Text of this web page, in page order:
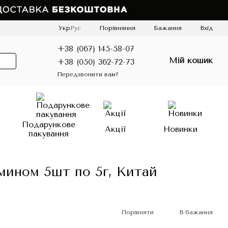
Укр Рус Порівняння Бажання Вхід
+38 (067) 145-58-07
+38 (050) 362-72-73
Передзвонити вам?
Мій кошик
Подарункове
пакування
Акції Новинки
5шт по 5г, Китай
Порівняти В бажання